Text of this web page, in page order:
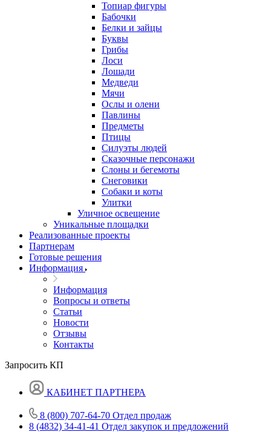
Топиар фигуры
Бабочки
Белки и зайцы
Буквы
Грибы
Лоси
Лошади
Медведи
Мячи
Ослы и олени
Павлины
Предметы
Птицы
Силуэты людей
Сказочные персонажи
Слоны и бегемоты
Снеговики
Собаки и коты
Улитки
Уличное освещение
Уникальные площадки
Реализованные проекты
Партнерам
Готовые решения
Информация
Информация
Вопросы и ответы
Статьи
Новости
Отзывы
Контакты
Запросить КП
КАБИНЕТ ПАРТНЕРА
8 (800) 707-64-70 Отдел продаж
8 (4832) 34-41-41 Отдел закупок и предложений